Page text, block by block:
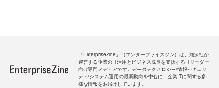
「EnterpriseZine」（エンタープライズジン）は、翔泳社が
運営する企業のIT活用とビジネス成長を支援するITリーダー
向け専門メディアです。データテクノロジー/情報セキュリ
ティ/システム運用の最新動向を中心に、企業ITに関する多
様な情報をお届けしています。